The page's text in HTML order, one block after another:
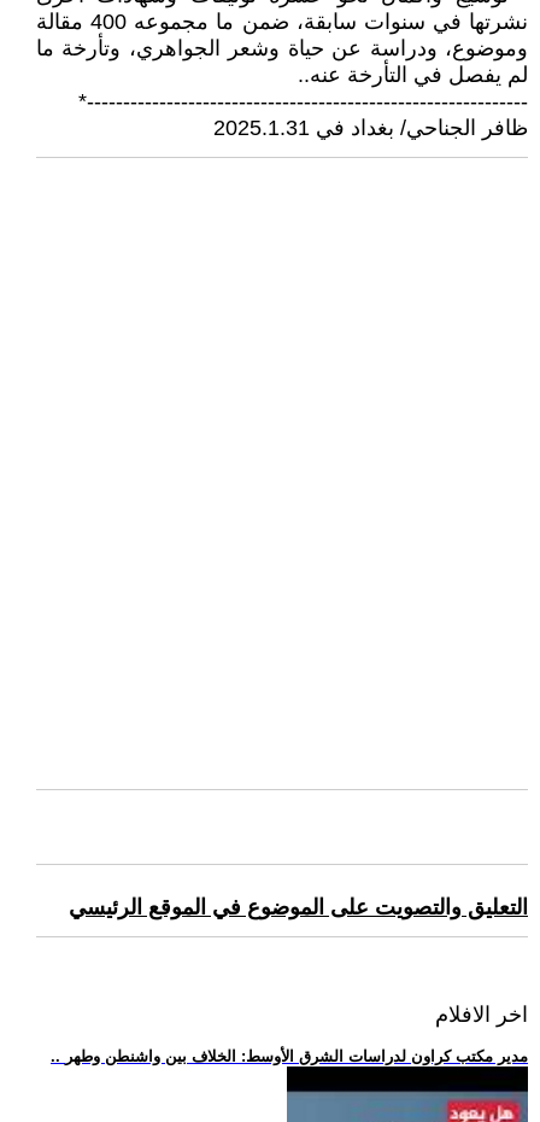
نشرتها في سنوات سابقة، ضمن ما مجموعه 400 مقالة
وموضوع، ودراسة عن حياة وشعر الجواهري، وتأرخة ما
لم يفصل في التأرخة عنه..
-------------------------------------------------------------*
ظافر الجناحي/ بغداد في 2025.1.31
التعليق والتصويت على الموضوع في الموقع الرئيسي
اخر الافلام
.. مدير مكتب كراون لدراسات الشرق الأوسط: الخلاف بين واشنطن وطهر